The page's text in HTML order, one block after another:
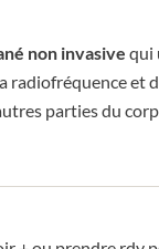
non invasive qui
parties du